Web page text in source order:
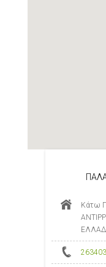
Κάτω